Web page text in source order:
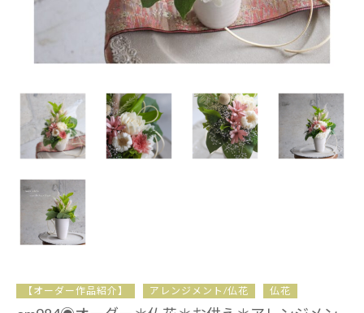
【オーダー作品紹介】 アレンジメント/仏花 仏花